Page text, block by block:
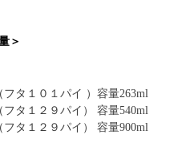
＞
タ１０１パイ ）容量263ml
タ１２９パイ） 容量540ml
タ１２９パイ） 容量900ml